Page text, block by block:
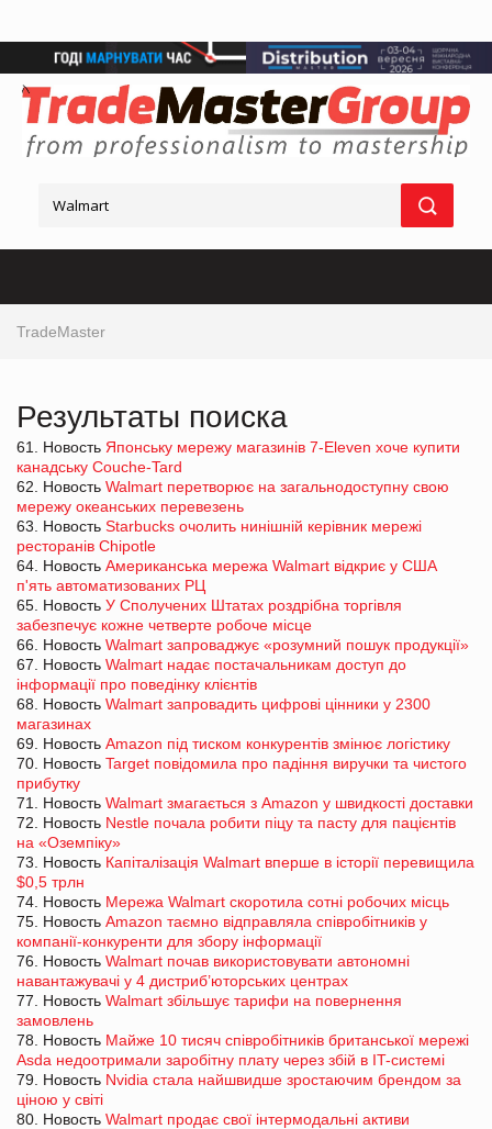
TradeMaster
Результаты поиска
61. Новость Японську мережу магазинів 7-Eleven хоче купити
канадську Couche-Tard
62. Новость Walmart перетворює на загальнодоступну свою
мережу океанських перевезень
63. Новость Starbucks очолить нинішній керівник мережі
ресторанів Chipotle
64. Новость Американська мережа Walmart відкриє у США
п'ять автоматизованих РЦ
65. Новость У Сполучених Штатах роздрібна торгівля
забезпечує кожне четверте робоче місце
66. Новость Walmart запроваджує «розумний пошук продукції»
67. Новость Walmart надає постачальникам доступ до
інформації про поведінку клієнтів
68. Новость Walmart запровадить цифрові цінники у 2300
магазинах
69. Новость Amazon під тиском конкурентів змінює логістику
70. Новость Target повідомила про падіння виручки та чистого
прибутку
71. Новость Walmart змагається з Amazon у швидкості доставки
72. Новость Nestle почала робити піцу та пасту для пацієнтів
на «Оземпіку»
73. Новость Капіталізація Walmart вперше в історії перевищила
$0,5 трлн
74. Новость Мережа Walmart скоротила сотні робочих місць
75. Новость Amazon таємно відправляла співробітників у
компанії-конкуренти для збору інформації
76. Новость Walmart почав використовувати автономні
навантажувачі у 4 дистриб’юторських центрах
77. Новость Walmart збільшує тарифи на повернення
замовлень
78. Новость Майже 10 тисяч співробітників британської мережі
Asda недоотримали заробітну плату через збій в IT-системі
79. Новость Nvidia стала найшвидше зростаючим брендом за
ціною у світі
80. Новость Walmart продає свої інтермодальні активи